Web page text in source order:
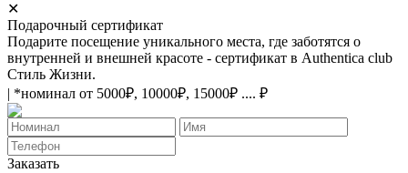
✕
Подарочный сертификат
Подарите посещение уникального места, где заботятся о
внутренней и внешней красоте - сертификат в Authentica club
Стиль Жизни.
| *номинал от 5000₽, 10000₽, 15000₽ .... ₽
Заказать